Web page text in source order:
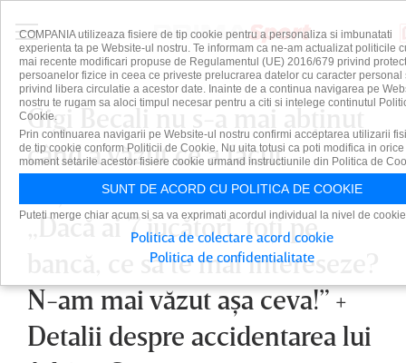
Gigi Becali nu s-a mai abţinut
când a văzut ce a făcut
naţionala lui Mircea Lucescu:
„Dacă ai 7 jucători, toţi pe
bancă, ce să te mai intereseze?
N-am mai văzut aşa ceva!” +
Detalii despre accidentarea lui
COMPANIA utilizeaza fisiere de tip cookie pentru a personaliza si imbunatati
experienta ta pe Website-ul nostru. Te informam ca ne-am actualizat politicile
mai recente modificari propuse de Regulamentul (UE) 2016/679 privind
persoanelor fizice in ceea ce priveste prelucrarea datelor cu caracter personal
privind libera circulatie a acestor date. Inainte de a continua navigarea pe
nostru te rugam sa aloci timpul necesar pentru a citi si intelege continutul
Cookie.
Prin continuarea navigarii pe Website-ul nostru confirmi acceptarea utilizarii
de tip cookie conform Politicii de Cookie. Nu uita totusi ca poti modifica in orice
moment setarile acestor fisiere cookie urmand instructiunile din Politica de
SUNT DE ACORD CU POLITICA DE COOKIE
Puteti merge chiar acum si sa va exprimati acordul individual la nivel de
Politica de colectare acord cookie
Politica de confidentialitate